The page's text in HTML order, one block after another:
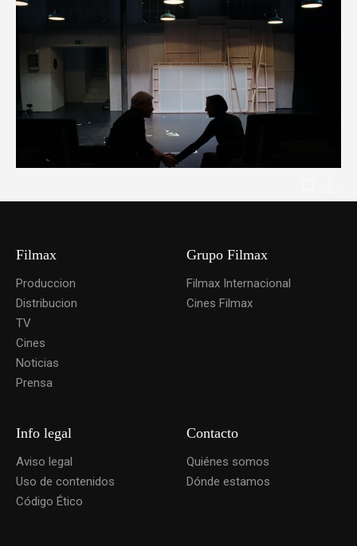
Filmax
Produccion
Distribucion
TV
Cines
Noticias
Prensa
Grupo Filmax
Filmax Internacional
Cines Filmax
Info legal
Aviso legal
Uso de contenidos
Código Ético
Contacto
Quiénes somos
Dónde estamos